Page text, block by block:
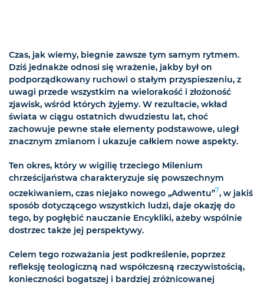
Czas, jak wiemy, biegnie zawsze tym samym rytmem.
Dziś jednakże odnosi się wrażenie, jakby był on
podporządkowany ruchowi o stałym przyspieszeniu, z
uwagi przede wszystkim na wielorakość i złożoność
zjawisk, wśród których żyjemy. W rezultacie, wkład
świata w ciągu ostatnich dwudziestu lat, choć
zachowuje pewne stałe elementy podstawowe, uległ
znacznym zmianom i ukazuje całkiem nowe aspekty.
Ten okres, który w wigilię trzeciego Milenium
chrześcijaństwa charakteryzuje się powszechnym
oczekiwaniem, czas niejako nowego „Adwentu”7, w jakiś
sposób dotyczącego wszystkich ludzi, daje okazję do
tego, by pogłębić nauczanie Encykliki, ażeby wspólnie
dostrzec także jej perspektywy.
Celem tego rozważania jest podkreślenie, poprzez
refleksję teologiczną nad współczesną rzeczywistością,
konieczności bogatszej i bardziej zróżnicowanej